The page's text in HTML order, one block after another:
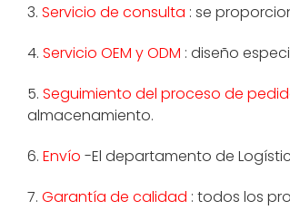
3. Servicio de consulta : se
4. Servicio OEM y ODM : diseño
5. Seguimiento del proceso de
almacenamiento.
6. Envío -El departamento de
7. Garantía de calidad : todos los